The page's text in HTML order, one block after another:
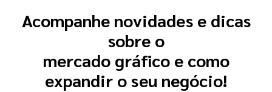
Acompanhe novidades e dicas
sobre o
mercado gráfico e como
expandir o seu negócio!